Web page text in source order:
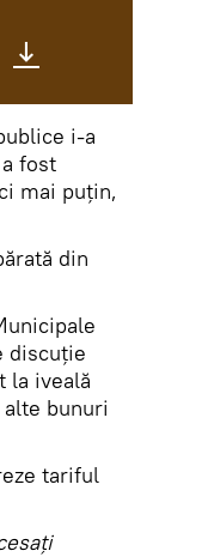
i-a
fost
mai puțin,
din
discuție
la iveală
bunuri
tariful